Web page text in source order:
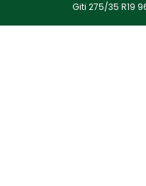
Giti 275/35 R19